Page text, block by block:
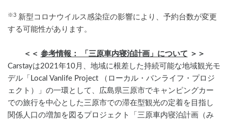
※3 新型コロナウイルス感染症の影響により、予約台数が変更
する可能性があります。
＜＜ 参考情報： 「三原車内寝泊計画」について ＞＞
Carstayは2021年10月、地域に根差した持続可能な地域観光モ
デル「Local Vanlife Project （ローカル・バンライフ・プロジ
ェクト）」の一環として、広島県三原市でキャンピングカー
での旅行を中心とした三原市での滞在型観光の定着を目指し
関係人口の増加を図るプロジェクト「三原車内寝泊計画（み